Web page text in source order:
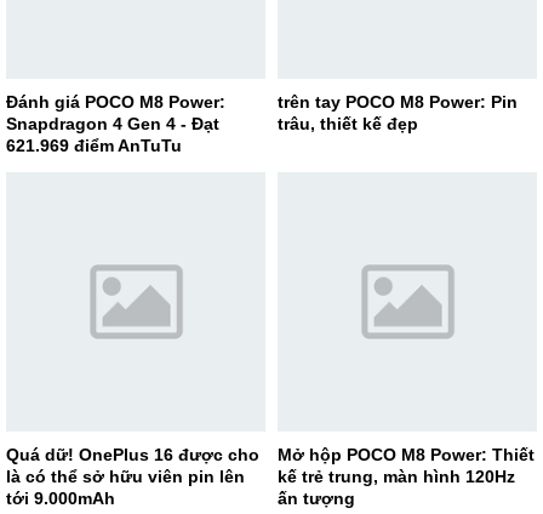
Đánh giá POCO M8 Power:
Snapdragon 4 Gen 4 - Đạt
621.969 điểm AnTuTu
trên tay POCO M8 Power: Pin
trâu, thiết kế đẹp
Quá dữ! OnePlus 16 được cho
là có thể sở hữu viên pin lên
tới 9.000mAh
Mở hộp POCO M8 Power: Thiết
kế trẻ trung, màn hình 120Hz
ấn tượng